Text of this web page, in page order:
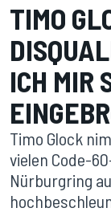
TIMO
ICH MIR
Timo Glock
vielen Code-
Nürburgring